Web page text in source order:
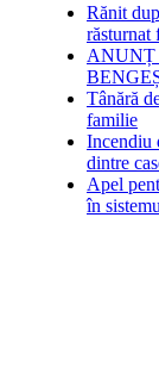
Rănit
răsturnat
ANUNȚ
Tânără
familie
Incendiu
dintre
Apel
în